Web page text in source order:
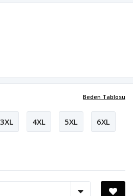
Beden Tablosu
3XL 4XL 5XL 6XL